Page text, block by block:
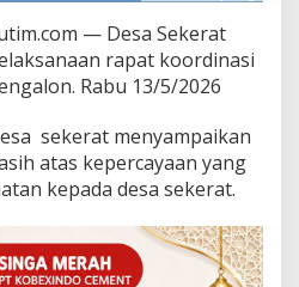
— Desa Sekerat
rapat koordinasi
Rabu 13/5/2026
sekerat menyampaikan
atas kepercayaan yang
kepada desa sekerat.